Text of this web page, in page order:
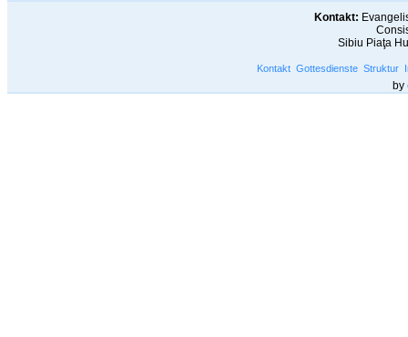
Kontakt:
Sibiu Piaţa
Kontakt Gottesdienste Struktur
by